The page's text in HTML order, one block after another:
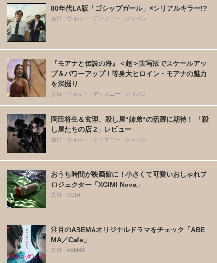
80年代LA版「ゴシップガール」×シリアルキラー!?
提供：ウォルト・ディズニー・ジャパン
『モアナと伝説の海』＜超＞実写版でスケールアッ
プ＆パワーアップ！等身大ヒロイン・モアナの魅力
を深掘り
提供：ウォルト・ディズニー・ジャパン
岡田将生＆玄理、殺し屋“姉弟“の活躍に期待！ 「殺
し屋たちの店 2」レビュー
提供：ウォルト・ディズニー・ジャパン
おうち時間が映画館に！小さくて可愛いおしゃれプ
ロジェクター「XGIMI Nova」
提供：XGIMI
注目のABEMAオリジナルドラマをチェック「ABE
MA／Cafe」
提供：ABEMA